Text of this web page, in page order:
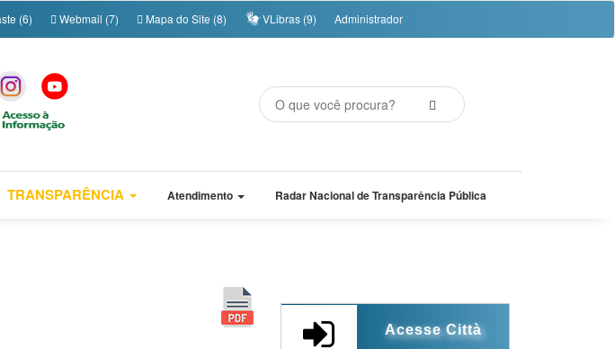
(6) Webmail (7) Mapa do Site (8) VLibras (9) Administrador
TRANSPARÊNCIA Atendimento Radar Nacional de Transparência Pública
Acesse Città